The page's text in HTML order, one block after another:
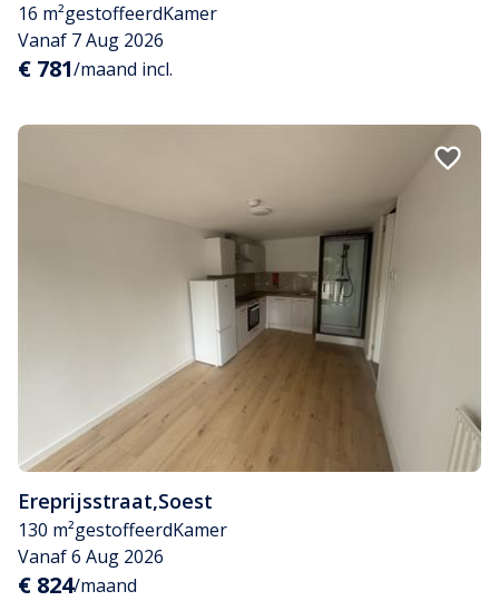
16 m²gestoffeerdKamer
Vanaf 7 Aug 2026
€ 781/maand incl.
Ereprijsstraat,Soest
130 m²gestoffeerdKamer
Vanaf 6 Aug 2026
€ 824/maand